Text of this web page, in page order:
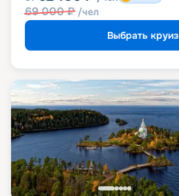
69 000₽ /чел
Выбрать круиз